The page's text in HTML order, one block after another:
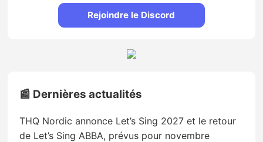
Rejoindre le Discord
📰 Dernières actualités
THQ Nordic annonce Let’s Sing 2027 et le retour
de Let’s Sing ABBA, prévus pour novembre